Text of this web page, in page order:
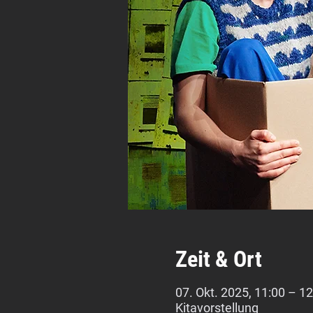
Zeit & Ort
07. Okt. 2025, 11:00 –
Kitavorstellung